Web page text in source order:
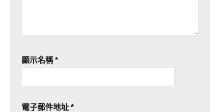
顯示名稱*
電子郵件地址 *